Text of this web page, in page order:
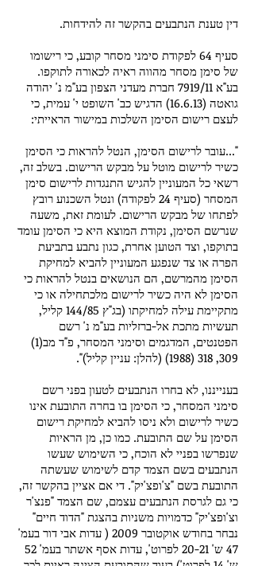
דין טענת הנתבעים בהקשר זה להידחות.
סעיף 64 לפקודת סימני מסחר קובע, כי רישומו
של סימן מסחר מהווה ראיה לכאורה לתוקפו.
בע"א 7919/11 חברת מעדני הצפון בע"מ נ' יהודה
גואטה (16.6.13) הדגיש כב' השופט י' עמית, כי
לעצם רישום הסימן השלכות במישור הראייתי:
"...עובר לרישום הסימן, הנטל להראות כי הסימן
כשיר לרישום מוטל על מבקש הרישום. בשלב זה,
רשאי כל המעוניין להגיש התנגדות לרישום סימן
המסחר (סעיף 24 לפקודה) ונטל השכנוע רובץ
לפתחו של מבקש הרישום. לעומת זאת, משעה
שנרשם הסימן, נקודת המוצא היא כי הסימן עומד
בתוקפו, וצד הטוען אחרת, כגון נתבע בתביעת
הפרה או צד שנפגע המעוניין להביא למחיקת
הסימן מהמרשם, הם הנושאים בנטל להראות כי
הסימן לא היה כשיר לרישום מלכתחילה או כי
מתקיימת עילה למחיקתו (בג"ץ 144/85 קליל,
תעשיות מתכת אל-ברזליות בע"מ נ' רשם
הפטנטים, המדגמים וסימני המסחר, פ"ד מב(1)
309,
318 (1988)
(להלן: עניין קליל)".
בענייננו, לא בחרו הנתבעים לטעון בפני רשם
סימני המסחר, כי הסימן בו בחרה התובעת אינו
כשיר לרישום ולא ניסו להביא למחיקת רישום
הסימן על שם התובעת. כמו כן, מן הראיות
שנפרשו בפניי לא הוכח, כי השימוש שעשו
הנתבעים בשם הצמד קדם לשימוש שעשתה
התובעת בשם "צ'ופצ'יק". די אם אציין בהקשר זה,
כי גם לגרסת הנתבעים עצמם, שם הצמד "פנצ'ר
וצ'ופצ'יק" כדמויות משניות בהצגת "הדוד חיים"
נבחר בחודש אוקטובר 2009 ( עדות אבי דור בעמ'
47 ש' 20-21 לפרוט', עדות אסף אשתר בעמ' 52